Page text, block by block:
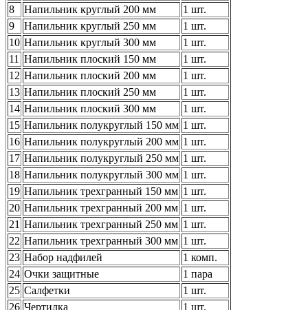
8
Напильник круглый 200 мм
1 шт.
9
Напильник круглый 250 мм
1 шт.
10 Напильник круглый 300 мм
1 шт.
11 Напильник плоский 150 мм
1 шт.
12 Напильник плоский 200 мм
1 шт.
13 Напильник плоский 250 мм
1 шт.
14 Напильник плоский 300 мм
1 шт.
15 Напильник полукруглый 150 мм 1 шт.
16 Напильник полукруглый 200 мм 1 шт.
17 Напильник полукруглый 250 мм 1 шт.
18 Напильник полукруглый 300 мм 1 шт.
19 Напильник трехгранный 150 мм 1 шт.
20 Напильник трехгранный 200 мм 1 шт.
21 Напильник трехгранный 250 мм 1 шт.
22 Напильник трехгранный 300 мм 1 шт.
23 Набор надфилей
1 комп.
24 Очки защитные
1 пара
25 Салфетки
1 шт.
26 Чертилка
1 шт.